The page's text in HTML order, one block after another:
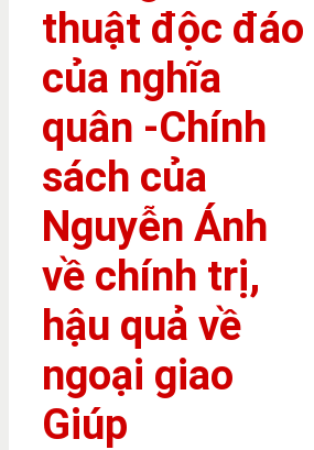
thuật độc đáo
của nghĩa
quân -Chính
sách của
Nguyễn Ánh
về chính trị,
hậu quả về
ngoại giao
Giúp